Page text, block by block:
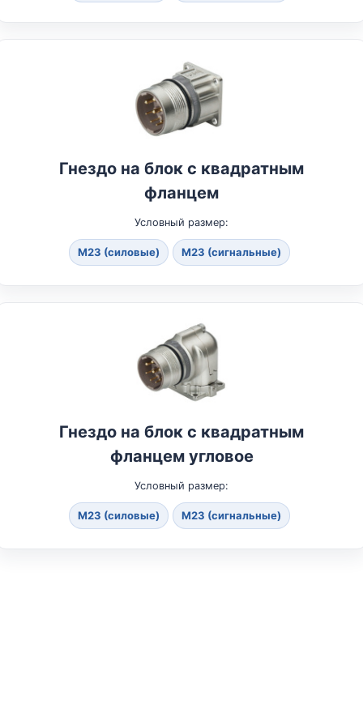
Гнездо на блок с квадратным
фланцем
Условный размер:
M23 (силовые) M23 (сигнальные)
Гнездо на блок с квадратным
фланцем угловое
Условный размер:
M23 (силовые) M23 (сигнальные)